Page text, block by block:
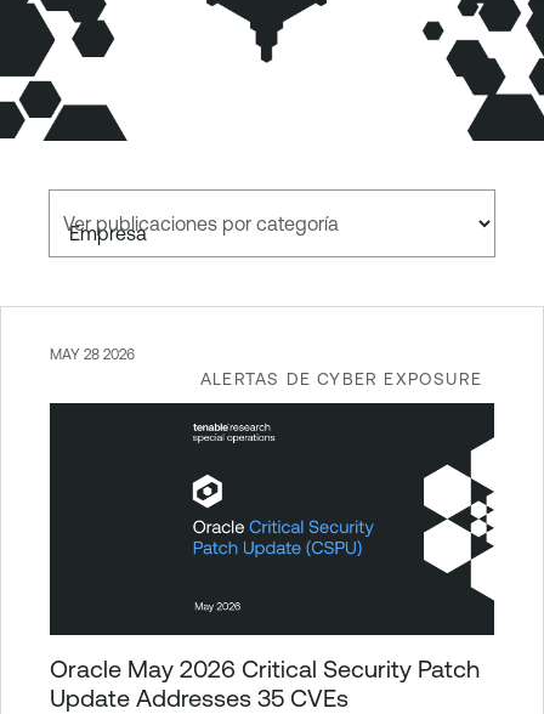
Ver publicaciones por categoría
ALERTAS DE CYBER EXPOSURE
MAY 28 2026
Oracle May 2026 Critical Security Patch
Update Addresses 35 CVEs